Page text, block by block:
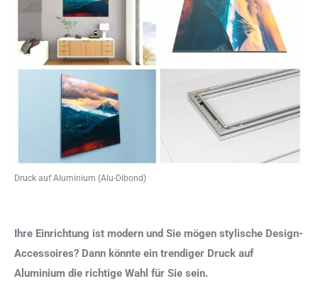
Druck auf Aluminium (Alu-Dibond)
Ihre Einrichtung ist modern und Sie mögen stylische Design-
Accessoires? Dann könnte ein trendiger Druck auf
Aluminium die richtige Wahl für Sie sein.